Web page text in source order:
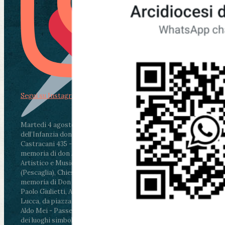
Martedì 4 agosto2026
ore 11:30 - Lucca, Scuola
dell’Infanzia don Aldo Mei - Viale Castruccio
Castracani 435 - Inaugurazione murales in
memoria di don Aldo Mei curato dal Liceo
Artistico e Musicale “Passaglia”
ore 18 - Fiano
(Pescaglia), Chiesa parrocchiale - Messa in
memoria di Don Aldo Mei celebrata da mons.
Paolo Giulietti, Arcivescovo di Lucca
ore 20.30 -
Lucca, da piazza San Michele al Cippo di don
Aldo Mei - Passeggiata della Memoria in alcuni
dei luoghi simbolo della città. Ritrovo alle ore
Segui su Instagram